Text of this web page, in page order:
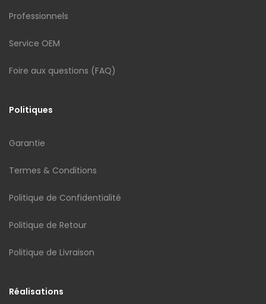
Professionnels
Service OEM
Foire aux questions (FAQ)
Politiques
Garantie
Termes & Conditions
Politique de Confidentialité
Politique de Retour
Politique de Livraison
Réalisations